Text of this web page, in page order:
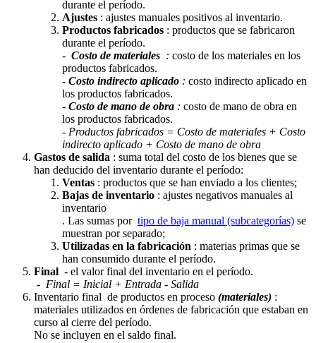
durante el período.
Ajustes : ajustes manuales positivos al inventario.
Productos fabricados : productos que se fabricaron
durante el período.
- Costo de materiales : costo de los materiales en los
productos fabricados.
- Costo indirecto aplicado : costo indirecto aplicado en
los productos fabricados.
- Costo de mano de obra : costo de mano de obra en
los productos fabricados.
- Productos fabricados = Costo de materiales + Costo
indirecto aplicado + Costo de mano de obra
Gastos de salida : suma total del costo de los bienes que se
han deducido del inventario durante el período:
Ventas : productos que se han enviado a los clientes;
Bajas de inventario : ajustes negativos manuales al
inventario
. Las sumas por tipo de baja manual (subcategorías) se
muestran por separado;
Utilizadas en la fabricación : materias primas que se
han consumido durante el período.
Final - el valor final del inventario en el período.
- Final = Inicial + Entrada - Salida
Inventario final de productos en proceso (materiales) :
materiales utilizados en órdenes de fabricación que estaban en
curso al cierre del período.
No se incluyen en el saldo final.